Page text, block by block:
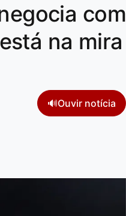
com
na mira
🔊Ouvir notícia